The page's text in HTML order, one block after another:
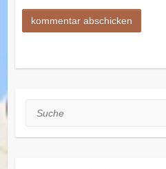
Suche